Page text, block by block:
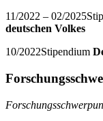
11/2022 – 02/
deutschen Volkes
10/2022Stipendium